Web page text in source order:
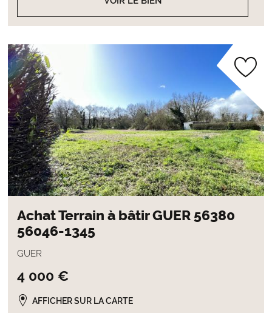
Achat Terrain à bâtir GUER 56380
56046-1345
GUER
4 000 €
AFFICHER SUR LA CARTE